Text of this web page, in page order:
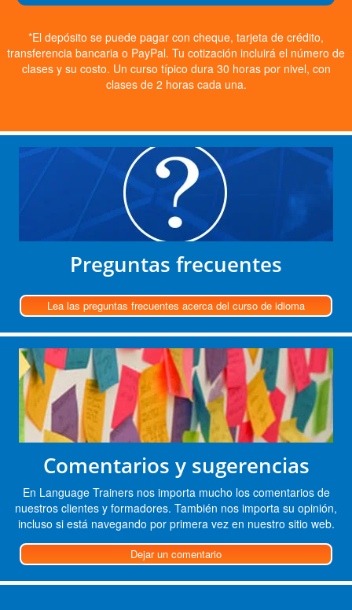
*El depósito se puede pagar con cheque, tarjeta de crédito,
transferencia bancaria o PayPal. Tu cotización incluirá el número de
clases y su costo. Un curso típico dura 30 horas por nivel, con
clases de 2 horas cada una.
Preguntas frecuentes
Lea las preguntas frecuentes acerca del curso de idioma
Comentarios y sugerencias
En Language Trainers nos importa mucho los comentarios de
nuestros clientes y formadores. También nos importa su opinión,
incluso si está navegando por primera vez en nuestro sitio web.
Dejar un comentario